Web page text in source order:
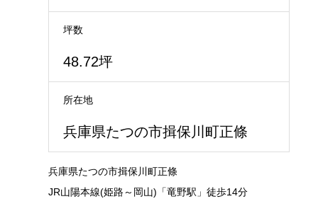
坪数
48.72坪
所在地
兵庫県たつの市揖保川町正條
兵庫県たつの市揖保川町正條
JR山陽本線(姫路～岡山)「竜野駅」徒歩14分